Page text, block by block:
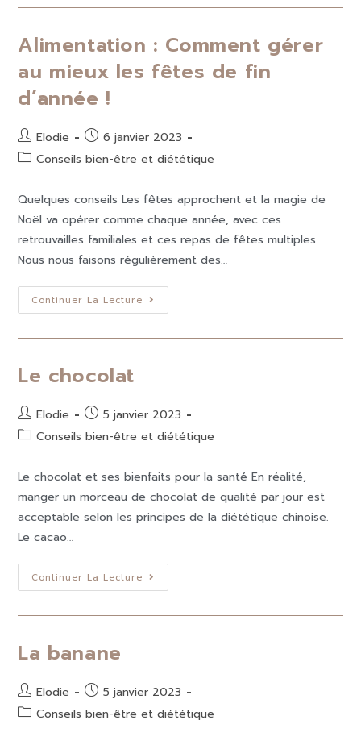
Alimentation : Comment gérer
au mieux les fêtes de fin
d’année !
Elodie
6 janvier 2023
Conseils bien-être et diététique
Quelques conseils Les fêtes approchent et la magie de
Noël va opérer comme chaque année, avec ces
retrouvailles familiales et ces repas de fêtes multiples.
Nous nous faisons régulièrement des…
Continuer La Lecture
Le chocolat
Elodie
5 janvier 2023
Conseils bien-être et diététique
Le chocolat et ses bienfaits pour la santé En réalité,
manger un morceau de chocolat de qualité par jour est
acceptable selon les principes de la diététique chinoise.
Le cacao…
Continuer La Lecture
La banane
Elodie
5 janvier 2023
Conseils bien-être et diététique